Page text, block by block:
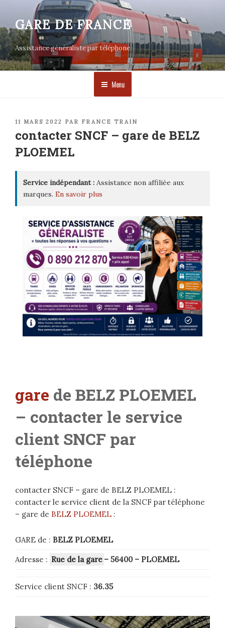
contenu
principal
GARE DE FRANCE
Assistance généraliste par téléphone
Menu
PUBLIÉ
11 MARS 2022 PAR FRANCE TRAIN
contacter SNCF – gare de BELZ
PLOEMEL
Service indépendant : Assistance non affiliée aux
marques. En savoir plus
gare de BELZ PLOEMEL
– contacter le service
client SNCF par
téléphone
contacter SNCF – gare de BELZ PLOEMEL :
contacter le service client de la SNCF par téléphone
– gare de BELZ PLOEMEL :
GARE de : BELZ PLOEMEL
Adresse : Rue de la gare – 56400 – PLOEMEL
Service client SNCF : 36.35